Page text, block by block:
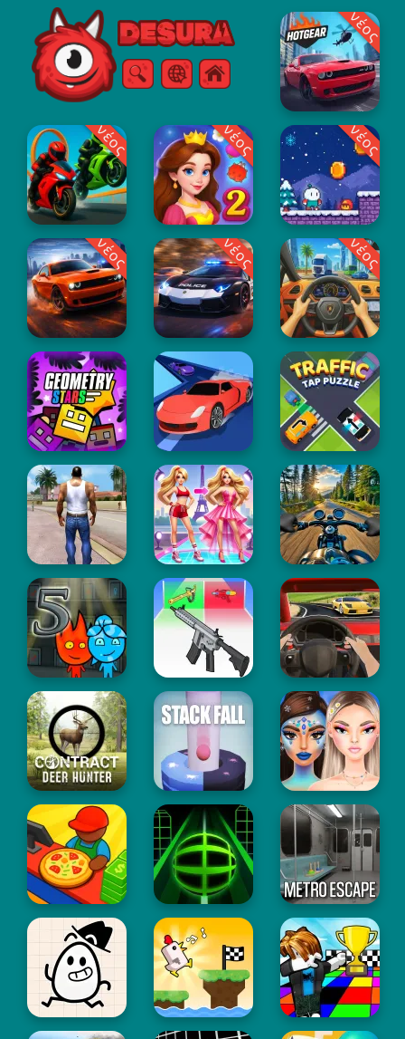
Free Online Games
Αναζήτηση
Μενού
νέος
νέος νέος νέος
νέος νέος νέος